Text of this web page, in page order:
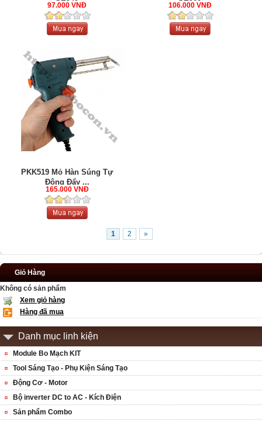
97.000 VNĐ 106.000 VNĐ
PKK519 Mỏ Hàn Súng Tự
Động Đẩy ...
165.000 VNĐ
1 2 »
Giỏ Hàng
Không có sản phẩm
Xem giỏ hàng
Hàng đã mua
Danh mục linh kiện
Module Bo Mạch KIT
Tool Sáng Tạo - Phụ Kiện Sáng Tạo
Động Cơ - Motor
Bộ inverter DC to AC - Kích Điện
Sản phẩm Combo